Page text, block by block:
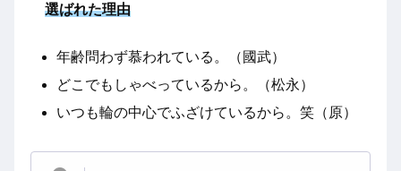
選ばれた理由
年齢問わず慕われている。（國武）
どこでもしゃべっているから。（松永）
いつも輪の中心でふざけているから。笑（原）